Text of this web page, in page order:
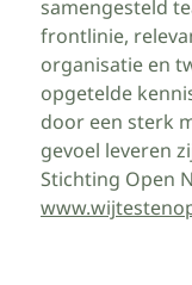
samengesteld
frontlinie,
organisatie en
opgetelde
door een sterk
gevoel leveren
Stichting Open